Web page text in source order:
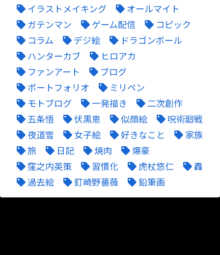
イラストメイキング
オールマイト
ガテンマン
ゲーム配信
コピック
コラム
デジ絵
ドラゴンボール
ハンターカブ
ヒロアカ
ファンアート
ブログ
ポートフォリオ
ミリペン
モトブログ
一発描き
二次創作
五条悟
伏黒恵 似顔絵
呪術廻戦
夜道雪
女子絵 好きなこと
家族
旅
日記 焼肉
爆豪
窪之内英策
習慣化 虎杖悠仁
轟
過去絵
釘崎野薔薇 鉛筆画